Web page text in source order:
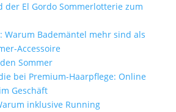
der El Gordo Sommerlotterie zum
Warum Bademäntel mehr sind als
Accessoire
Sommer
bei Premium-Haarpflege: Online
Geschäft
inklusive Running